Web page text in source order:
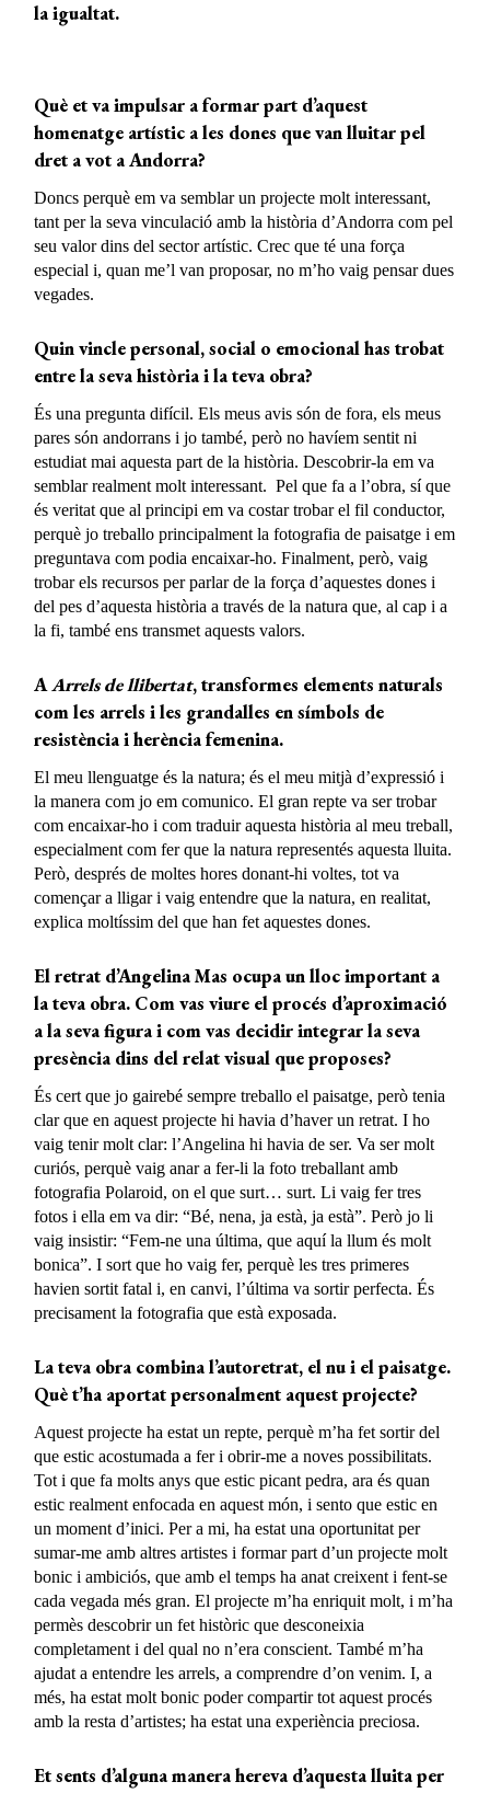
la igualtat.
Què et va impulsar a formar part d’aquest
homenatge artístic ales dones que van lluitar pel
dret a vot a Andorra?
Doncs perquè em va semblar un projecte molt interessant,
tant per la seva vinculació amb la història d’Andorra com pel
seu valor dins del sector artístic. Crec que té una força
especial i, quan me’l van proposar, no m’ho vaig pensar dues
vegades.
Quin vincle personal, social o emocional has trobat
entre la seva història i la teva obra?
És una pregunta difícil.Els meus avis són de fora, els meus
pares són andorrans i jo també, però no havíem sentit ni
estudiat mai aquesta part de la història. Descobrir-la em va
semblar realment molt interessant. Pel que fa a l’obra, sí que
és veritat que al principi em va costar trobar el fil conductor,
perquè jo treballo principalment la fotografia de paisatge i em
preguntava com podia encaixar-ho. Finalment, però, vaig
trobar els recursos per parlar de la força d’aquestes dones i
del pes d’aquesta història a través de lanatura que, al cap i a
la fi, tambéens transmet aquests valors.
AArrels de llibertat, transformes elements naturals
com les arrels i les grandalles en símbols de
resistència i herència femenina.
El meu llenguatge és la natura; és el meu mitjà d’expressió i
la manera com jo em comunico. El gran repte va ser trobar
com encaixar-ho i com traduir aquesta història al meu treball,
especialment com fer que la natura representés aquesta lluita.
Però, després de moltes hores donant-hi voltes, tot va
començar a lligar i vaig entendre que la natura, en realitat,
explica moltíssim del que han fet aquestes dones.
El retrat d’Angelina Mas ocupa un llocimportant a
la teva obra. Com vas viure el procés d’aproximació
a la seva figura i com vas decidir integrar la seva
presència dins del relat visual que proposes?
És cert que jo gairebé sempre treballo el paisatge, però tenia
clar que en aquest projecte hi havia d’haver un retrat. I ho
vaig tenir molt clar: l’Angelina hi havia de ser. Va ser molt
curiós, perquè vaig anar a fer-li la foto treballant amb
fotografia Polaroid, on el que surt… surt. Li vaig fer tres
fotos i ella em va dir: “Bé, nena, ja està, ja està”. Però jo li
vaig insistir: “Fem-ne una última, que aquí la llum és molt
bonica”. I sort que ho vaig fer, perquè les tres primeres
havien sortitfatal i, en canvi, l’últimava sortir perfecta. És
precisament la fotografia que està exposada.
La teva obra combina l’autoretrat, el nu i el paisatge.
Què t’ha aportat personalment aquest projecte?
Aquest projecte ha estat un repte, perquè m’ha fet sortir del
que estic acostumada a fer i obrir-me a noves possibilitats.
Tot i que fa molts anys que estic picant pedra, ara és quan
estic realment enfocada en aquest món, i sento que estic en
un moment d’inici. Per a mi, ha estat una oportunitat per
sumar-me amb altres artistes i formar part d’un projecte molt
bonic i ambiciós, que amb el temps ha anat creixent i fent-se
cada vegada més gran. Elprojecte m’ha enriquit molt, im’ha
permèsdescobrir un fet històric que desconeixia
completament i del qual no n’era conscient. També m’ha
ajudat a entendre les arrels, a comprendre d’on venim. I, a
més, ha estat molt bonic poder compartir tot aquest procés
amb la resta d’artistes; ha estat una experiència preciosa.
Et sents d’alguna manera hereva d’aquesta lluita per